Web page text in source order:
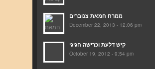
ממרח חמאת צנוברים
December 22, 2013 - 12:06 pm
קיש דלעת וכרישה חגיגי
October 19, 2012 - 9:54 pm